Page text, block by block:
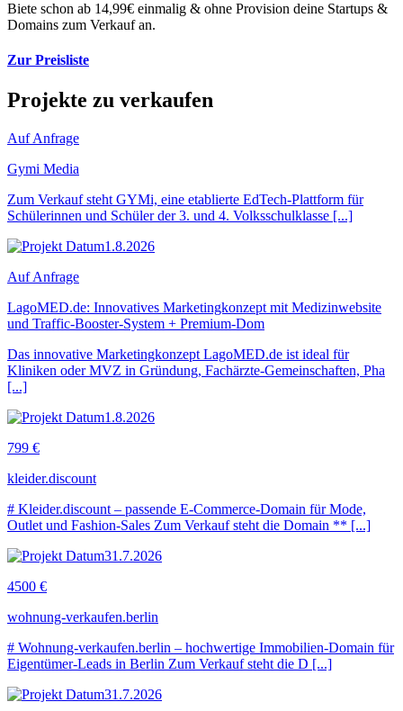
Biete schon ab 14,99€ einmalig & ohne Provision deine Startups &
Domains zum Verkauf an.
Zur Preisliste
Projekte zu verkaufen
Auf Anfrage
Gymi Media
Zum Verkauf steht GYMi, eine etablierte EdTech-Plattform für
Schülerinnen und Schüler der 3. und 4. Volksschulklasse [...]
1.8.2026
Auf Anfrage
LagoMED.de: Innovatives Marketingkonzept mit Medizinwebsite
und Traffic-Booster-System + Premium-Dom
Das innovative Marketingkonzept LagoMED.de ist ideal für
Kliniken oder MVZ in Gründung, Fachärzte-Gemeinschaften, Pha
[...]
1.8.2026
799 €
kleider.discount
# Kleider.discount – passende E-Commerce-Domain für Mode,
Outlet und Fashion-Sales Zum Verkauf steht die Domain ** [...]
31.7.2026
4500 €
wohnung-verkaufen.berlin
# Wohnung-verkaufen.berlin – hochwertige Immobilien-Domain für
Eigentümer-Leads in Berlin Zum Verkauf steht die D [...]
31.7.2026